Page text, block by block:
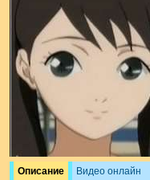
Описание Видео онлайн